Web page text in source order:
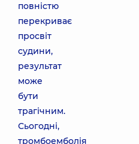
повністю
перекриває
просвіт
судини,
результат
може
бути
трагічним.
Сьогодні,
тромбоемболія